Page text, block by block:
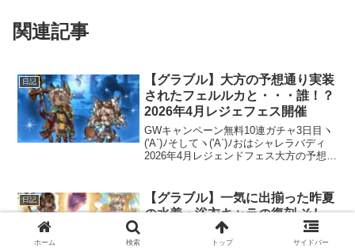
関連記事
日記
【グラブル】大方の予想通り実装
されたフェルルカと・・・誰！？
2026年4月レジェフェス開催
GWキャンペーン無料10連ガチャ3日目ヽ
('A`)ﾉそしてヽ('A`)ﾉおはシャレラバディ
2026年4月レジェンドフェス大方の予想通
だましたであろう誰の大合唱＼...
日記
【グラブル】一気に出揃った昨夏
の水着・浴衣キャラの復刻 そし
て、3月レジェフェス前半
ヽ('∀`)ﾉおはカイザーナックル12周年記念
ホーム 検索 トップ サイドバー